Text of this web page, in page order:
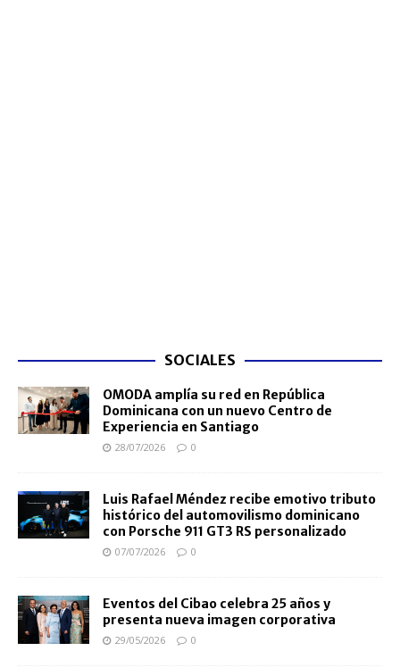
SOCIALES
OMODA amplía su red en República
Dominicana con un nuevo Centro de
Experiencia en Santiago
28/07/2026 0
Luis Rafael Méndez recibe emotivo tributo
histórico del automovilismo dominicano
con Porsche 911 GT3 RS personalizado
07/07/2026 0
Eventos del Cibao celebra 25 años y
presenta nueva imagen corporativa
29/05/2026 0